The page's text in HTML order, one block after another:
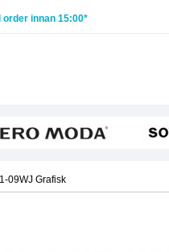
innan 15:00*
09WJ Grafisk